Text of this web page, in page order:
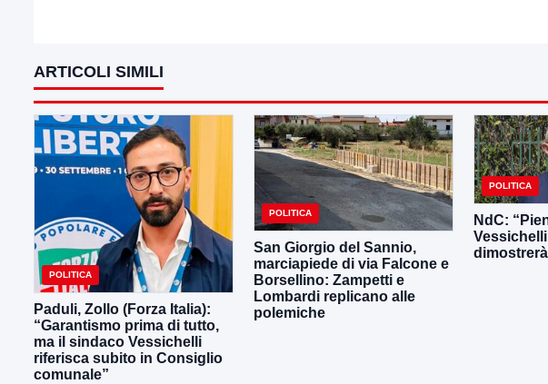
ARTICOLI SIMILI
POLITICA
Paduli, Zollo (Forza Italia):
“Garantismo prima di tutto,
ma il sindaco Vessichelli
riferisca subito in Consiglio
comunale”
POLITICA
San Giorgio del Sannio,
marciapiede di via Falcone e
Borsellino: Zampetti e
Lombardi replicano alle
polemiche
POLITICA
NdC: